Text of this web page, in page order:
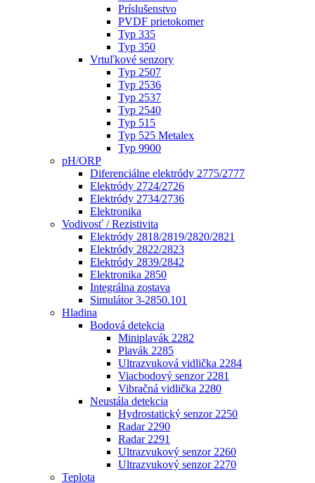
Príslušenstvo
PVDF prietokomer
Typ 335
Typ 350
Vrtuľkové senzory
Typ 2507
Typ 2536
Typ 2537
Typ 2540
Typ 515
Typ 525 Metalex
Typ 9900
pH/ORP
Diferenciálne elektródy 2775/2777
Elektródy 2724/2726
Elektródy 2734/2736
Elektronika
Vodivosť / Rezistivita
Elektródy 2818/2819/2820/2821
Elektródy 2822/2823
Elektródy 2839/2842
Elektronika 2850
Integrálna zostava
Simulátor 3-2850.101
Hladina
Bodová detekcia
Miniplavák 2282
Plavák 2285
Ultrazvuková vidlička 2284
Viacbodový senzor 2281
Vibračná vidlička 2280
Neustála detekcia
Hydrostatický senzor 2250
Radar 2290
Radar 2291
Ultrazvukový senzor 2260
Ultrazvukový senzor 2270
Teplota